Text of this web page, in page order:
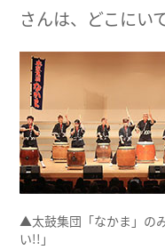
さんは、どこにい
▲太鼓集団「なかま」の
い!!」